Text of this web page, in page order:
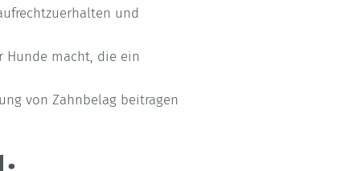
und
Hunde macht, die ein
von Zahnbelag beitragen